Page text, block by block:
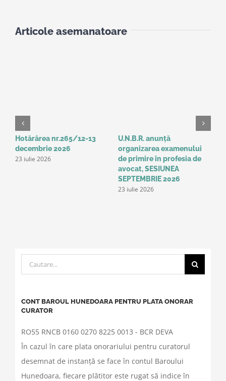
Articole asemanatoare
Hotărârea nr.265/12-13
decembrie 2026
23 iulie 2026
U.N.B.R. anunță
organizarea examenului
de primire în profesia de
avocat, SESIUNEA
SEPTEMBRIE 2026
23 iulie 2026
Cautare...
CONT BAROUL HUNEDOARA PENTRU PLATA ONORAR
CURATOR
RO55 RNCB 0160 0270 8225 0013 - BCR DEVA
În cazul în care plata onorariului pentru curatorul
desemnat de instanță se face în contul Baroului
Hunedoara, fiecare plătitor este rugat să indice în